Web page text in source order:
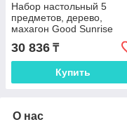
Набор настольный 5
предметов, дерево,
махагон Good Sunrise
30 836 ₸
Купить
О нас